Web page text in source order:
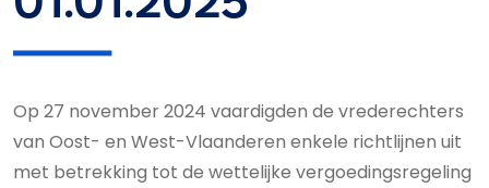
Op 27 november 2024 vaardigden de vrederechters
van Oost- en West-Vlaanderen enkele richtlijnen uit
met betrekking tot de wettelijke vergoedingsregeling